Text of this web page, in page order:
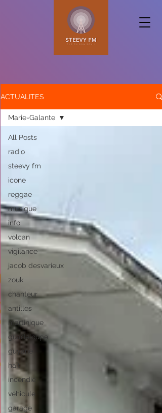
ACTUALITES
All Posts
radio
steevy fm
icone
reggae
musique
info
volcan
vigilance
jacob desvarieux
zouk
chanteur
antilles
martinique
guadeloupe
guyane
haïti
incendie
véhicule
garage
Marie-Galante